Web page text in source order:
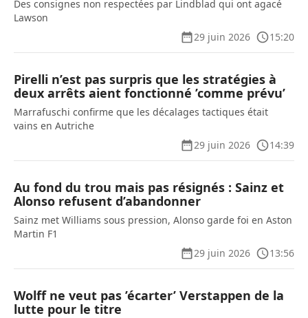
Des consignes non respectées par Lindblad qui ont agacé
Lawson
29 juin 2026
15:20
Pirelli n’est pas surpris que les stratégies à
deux arrêts aient fonctionné ’comme prévu’
Marrafuschi confirme que les décalages tactiques était
vains en Autriche
29 juin 2026
14:39
Au fond du trou mais pas résignés : Sainz et
Alonso refusent d’abandonner
Sainz met Williams sous pression, Alonso garde foi en Aston
Martin F1
29 juin 2026
13:56
Wolff ne veut pas ’écarter’ Verstappen de la
lutte pour le titre